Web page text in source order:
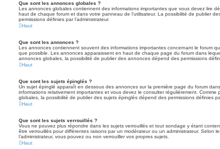
Que sont les annonces globales ?
Les annonces globales contiennent des informations importantes que vous devez lire
haut de chaque forum et dans votre panneau de l’utilisateur. La possibilité de publier
permissions définies par l’administrateur.
Haut
Que sont les annonces ?
Les annonces contiennent souvent des informations importantes concernant le forum
que possible. Les annonces apparaissent en haut de chaque page du forum dans
annonces globales, la possibilité de publier des annonces dépend des permissions
Haut
Que sont les sujets épinglés ?
Un sujet épinglé apparaît en dessous des annonces sur la première page du forum
informations relativement importantes et vous devez le consulter régulièrement.
globales, la possibilité de publier des sujets épinglés dépend des permissions définies
Haut
Que sont les sujets verrouillés ?
Vous ne pouvez plus répondre dans les sujets verrouillés et tout sondage y étant
être verrouillés pour différentes raisons par un modérateur ou un administrateur. Selon
l’administrateur, vous pouvez ou non verrouiller vos propres sujets.
Haut